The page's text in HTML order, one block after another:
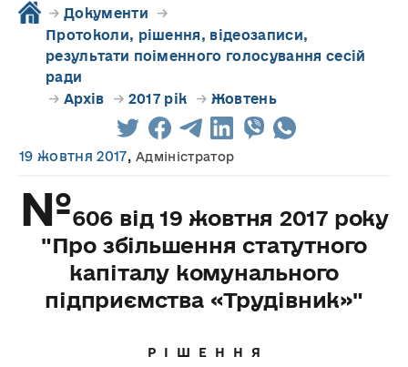
→ Документи →
Протоколи, рішення, відеозаписи,
результати поіменного голосування сесій
ради
→ Архів → 2017 рік → Жовтень
19 жовтня 2017,Адміністратор
№606 від 19 жовтня 2017 року
"Про збільшення статутного
капіталу комунального
підприємства «Трудівник»"
Р І Ш Е Н Н Я